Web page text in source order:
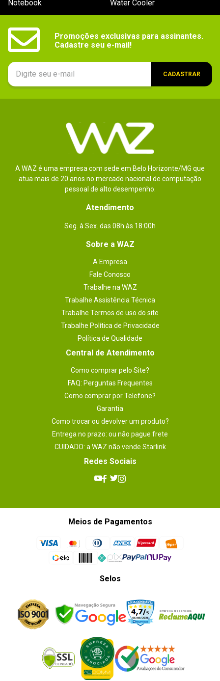
Notebook
Water Cooler
Promoções exclusivas para assinantes.
Cadastre seu e-mail!
CADASTRAR
A WAZ é uma empresa com sede em Belo Horizonte/MG que
atua mais de 20 anos no mercado nacional de computação
pessoal de alto desempenho.
Atendimento
Seg. à Sex. das 08h às 18:00h
Sobre a WAZ
A Empresa
Fale Conosco
Trabalhe na WAZ
Trabalhe Assistência Técnica
Trabalhe Termos de uso do site
Trabalhe Política de Privacidade
Política de Qualidade
Central de Atendimento
Como comprar pelo Site?
FAQ: Perguntas Frequentes
Como comprar por Telefone?
Garantia
Como trocar ou devolver um produto?
Entrega no prazo: ou não pague frete
CUIDADO: a WAZ não vende Starlink
Redes Sociais
Meios de Pagamentos
Selos